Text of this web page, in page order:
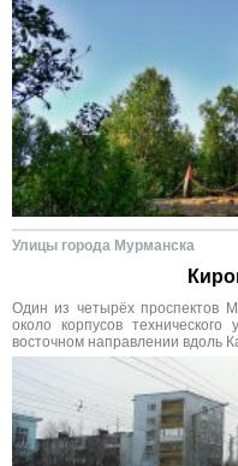
Улицы города Мурманска
Один из четырёх проспектов
около корпусов
восточном направлении вдоль